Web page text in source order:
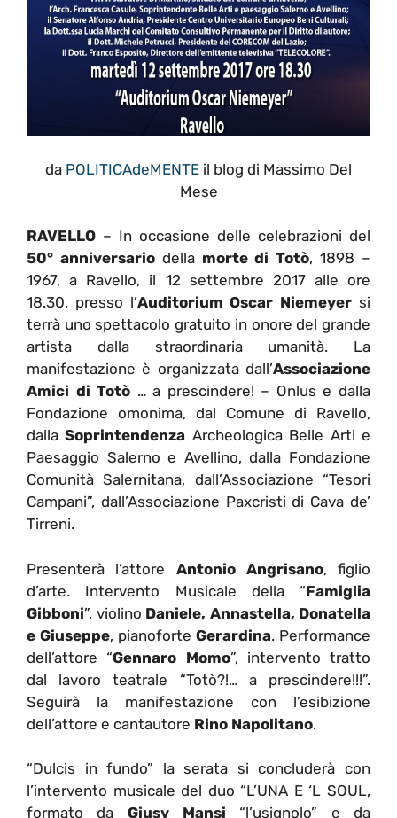
da POLITICAdeMENTE il blog di Massimo Del
Mese
RAVELLO – In occasione delle celebrazioni del
50° anniversariodella morte di Totò, 1898 –
1967, a Ravello, il 12 settembre 2017 alle ore
18.30, presso l’Auditorium Oscar Niemeyer si
terrà uno spettacolo gratuito in onore del grande
artista dalla straordinaria umanità. La
manifestazione è organizzata dall’Associazione
Amici di Totò … a prescindere! – Onlus e dalla
Fondazione omonima, dal Comune di Ravello,
dallaSoprintendenza Archeologica Belle Arti e
Paesaggio Salerno e Avellino, dalla Fondazione
Comunità Salernitana, dall’Associazione “Tesori
Campani”, dall’Associazione Paxcristi di Cava de’
Tirreni.
Presenterà l’attore Antonio Angrisano, figlio
d’arte. Intervento Musicale della “Famiglia
Gibboni”, violino Daniele, Annastella, Donatella
e Giuseppe, pianoforte Gerardina. Performance
dell’attore “Gennaro Momo”, intervento tratto
dal lavoro teatrale “Totò?!… a prescindere!!!”.
Seguirà la manifestazione con l’esibizione
dell’attore e cantautore Rino Napolitano.
“Dulcis in fundo” la serata si concluderà con
l’intervento musicale del duo “L’UNA E ‘L SOUL,
formato da Giusy Mansi “l’usignolo” e da